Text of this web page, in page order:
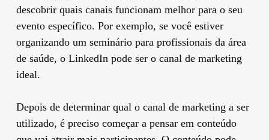
descobrir quais canais funcionam melhor para o seu
evento específico. Por exemplo, se você estiver
organizando um seminário para profissionais da área
de saúde, o LinkedIn pode ser o canal de marketing
ideal.
Depois de determinar qual o canal de marketing a ser
utilizado, é preciso começar a pensar em conteúdo